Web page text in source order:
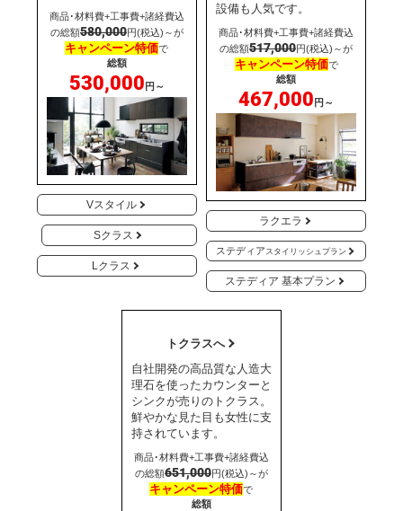
商品･材料費+工事費+諸経費込
の総額580,000円(税込)～が
キャンペーン特価で
総額
530,000 円～
Vスタイル
Sクラス
Lクラス
設備も人気です。
商品･材料費+工事費+諸経費込
の総額517,000円(税込)～が
キャンペーン特価で
総額
467,000 円～
ラクエラ
ステディア スタイリッシュプラン
ステディア 基本プラン
トクラスへ
自社開発の高品質な人造大
理石を使ったカウンターと
シンクが売りのトクラス。
鮮やかな見た目も女性に支
持されています。
商品･材料費+工事費+諸経費込
の総額651,000円(税込)～が
キャンペーン特価で
総額